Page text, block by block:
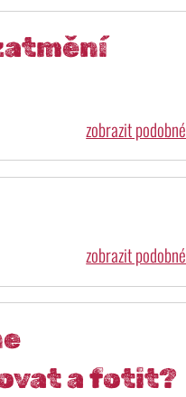
zobrazit podobné
zobrazit podobné
a fotit?